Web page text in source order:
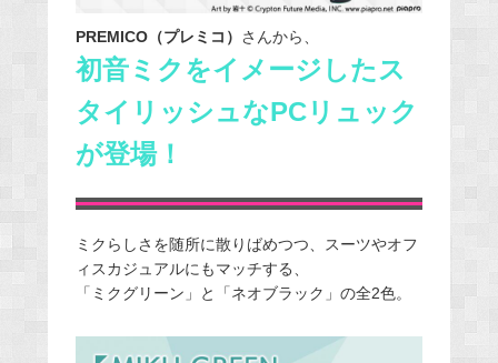
PREMICO（プレミコ） さんから、
初音ミクをイメージしたス
タイリッシュなPCリュック
が登場！
ミクらしさを随所に散りばめつつ、スーツやオフ
ィスカジュアルにもマッチする、
「ミクグリーン」と「ネオブラック」の全2色。